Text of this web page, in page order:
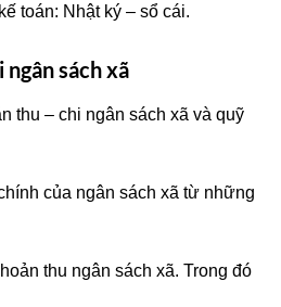
toán: Nhật ký – sổ cái.
sách xã
thu – chi ngân sách xã và quỹ
của ngân sách xã từ những
thu ngân sách xã. Trong đó